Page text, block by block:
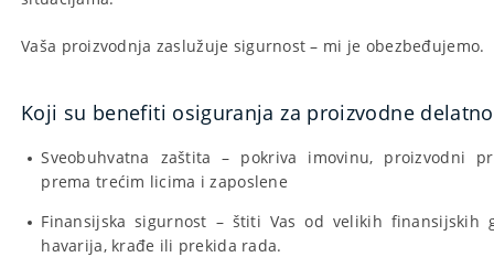
Vaša proizvodnja zaslužuje sigurnost – mi je obezbeđujemo.
Koji su benefiti osiguranja za proizvodne
Sveobuhvatna zaštita – pokriva imovinu, proizvodni
prema trećim licima i zaposlene
Finansijska sigurnost – štiti Vas od velikih finansijskih
havarija, krađe ili prekida rada.